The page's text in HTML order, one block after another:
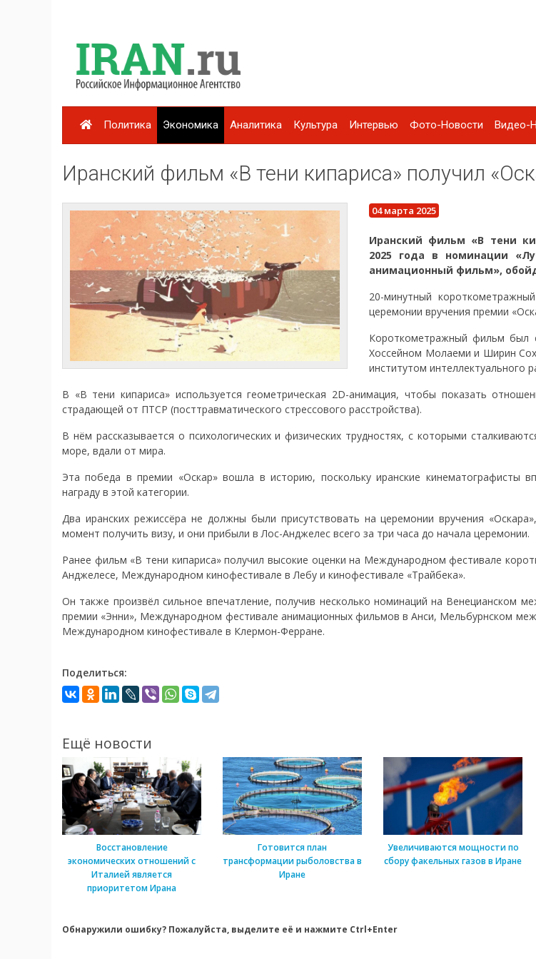
Политика Экономика Аналитика Культура Интервью Фото-Новости Видео-
Иранский фильм «В тени кипариса» получил
04 марта 2025
Иранский фильм «В тени
2025 года в номинации
анимационный фильм»,
20-минутный
церемонии вручения премии
Короткометражный фильм был
Хоссейном Молаеми и Ширин
институтом интеллектуального
В «В тени кипариса» используется геометрическая 2D-анимация, чтобы показать
страдающей от ПТСР (посттравматического стрессового расстройства).
В нём рассказывается о психологических и физических трудностях, с которыми
море, вдали от мира.
Эта победа в премии «Оскар» вошла в историю, поскольку иранские кинематографисты
награду в этой категории.
Два иранских режиссёра не должны были присутствовать на церемонии вручения
момент получить визу, и они прибыли в Лос-Анджелес всего за три часа до начала церемонии.
Ранее фильм «В тени кипариса» получил высокие оценки на Международном фестивале
Анджелесе, Международном кинофестивале в Лебу и кинофестивале «Трайбека».
Он также произвёл сильное впечатление, получив несколько номинаций на Венецианском
премии «Энни», Международном фестивале анимационных фильмов в Анси, Мельбурнском
Международном кинофестивале в Клермон-Ферране.
Поделиться:
Ещё новости
Восстановление
экономических отношений с
Италией является
приоритетом Ирана
Готовится план
трансформации рыболовства в
Иране
Увеличиваются мощности по
сбору факельных газов в Иране
Обнаружили ошибку? Пожалуйста, выделите её и нажмите Ctrl+Enter